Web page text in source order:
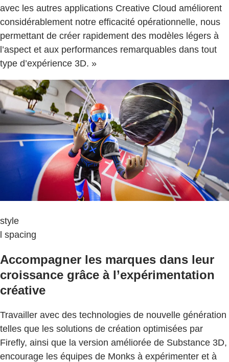
avec les autres applications Creative Cloud améliorent
considérablement notre efficacité opérationnelle, nous
permettant de créer rapidement des modèles légers à
l’aspect et aux performances remarquables dans tout
type d’expérience 3D. »
style
l spacing
Accompagner les marques dans leur
croissance grâce à l’expérimentation
créative
Travailler avec des technologies de nouvelle génération
telles que les solutions de création optimisées par
Firefly, ainsi que la version améliorée de Substance 3D,
encourage les équipes de Monks à expérimenter et à